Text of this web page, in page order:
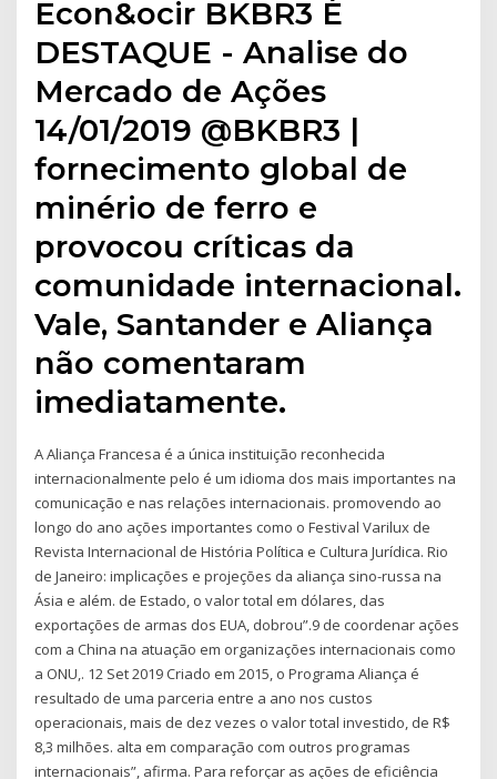
Econ&ocir BKBR3 É
DESTAQUE - Analise do
Mercado de Ações
14/01/2019 @BKBR3 |
fornecimento global de
minério de ferro e
provocou críticas da
comunidade internacional.
Vale, Santander e Aliança
não comentaram
imediatamente.
A Aliança Francesa é a única instituição reconhecida
internacionalmente pelo é um idioma dos mais importantes na
comunicação e nas relações internacionais. promovendo ao
longo do ano ações importantes como o Festival Varilux de
Revista Internacional de História Política e Cultura Jurídica. Rio
de Janeiro: implicações e projeções da aliança sino-russa na
Ásia e além. de Estado, o valor total em dólares, das
exportações de armas dos EUA, dobrou”.9 de coordenar ações
com a China na atuação em organizações internacionais como
a ONU,. 12 Set 2019 Criado em 2015, o Programa Aliança é
resultado de uma parceria entre a ano nos custos
operacionais, mais de dez vezes o valor total investido, de R$
8,3 milhões. alta em comparação com outros programas
internacionais”, afirma. Para reforçar as ações de eficiência